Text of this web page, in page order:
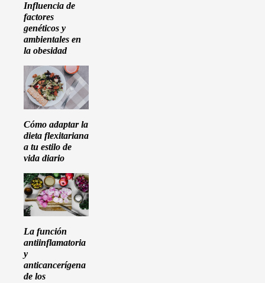
Influencia de
factores
genéticos y
ambientales en
la obesidad
Cómo adaptar la
dieta flexitariana
a tu estilo de
vida diario
La función
antiinflamatoria
y
anticancerígena
de los